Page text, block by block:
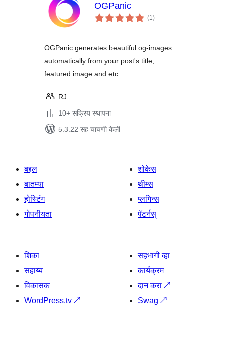
OGPanic
(1एकूण
मूल्यांकन
)
OGPanic generates beautiful og-images
automatically from your post's title,
featured image and etc.
RJ
10+ सक्रिय स्थापना
5.3.22 सह चाचणी केली
बद्दल
बातम्या
होस्टिंग
गोपनीयता
शोकेस
थीम्स
प्लगिन्स
पॅटर्नस्
शिका
सहाय्य
विकासक
WordPress.tv ↗
सहभागी व्हा
कार्यक्रम
दान करा ↗
Swag ↗